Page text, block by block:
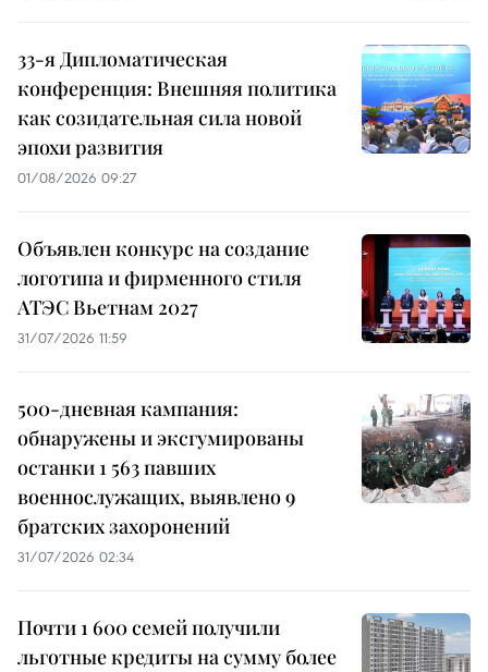
33-я Дипломатическая
конференция: Внешняя политика
как созидательная сила новой
эпохи развития
01/08/2026 09:27
Объявлен конкурс на создание
логотипа и фирменного стиля
АТЭС Вьетнам 2027
31/07/2026 11:59
500-дневная кампания:
обнаружены и эксгумированы
останки 1 563 павших
военнослужащих, выявлено 9
братских захоронений
31/07/2026 02:34
Почти 1 600 семей получили
льготные кредиты на сумму более